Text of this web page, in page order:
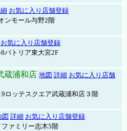
お気に入り店舗登録
ンモール与野2階
お気に入り店舗登録
パトリア東大宮2F
蔵浦和店 地図 詳細 お気に入り店舗
ロッテスクエア武蔵浦和店３階
図 詳細 お気に入り店舗登録
ァミリー志木5階